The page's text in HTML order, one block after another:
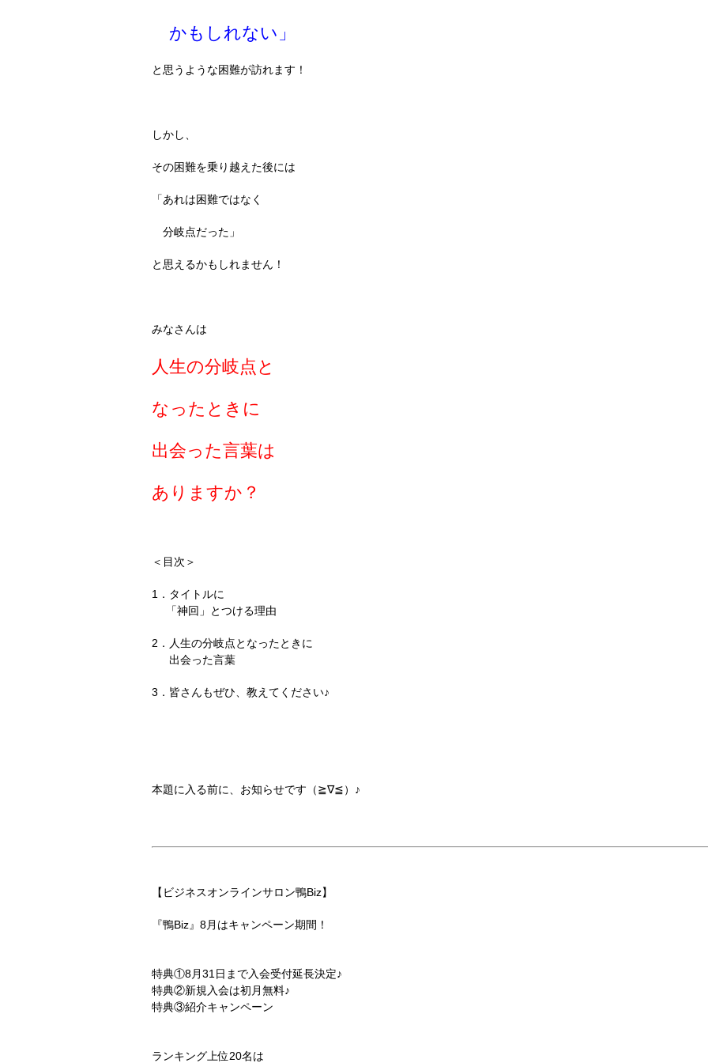
かもしれない」
と思うような困難が訪れます！
しかし、
その困難を乗り越えた後には
「あれは困難ではなく
分岐点だった」
と思えるかもしれません！
みなさんは
人生の分岐点と
なったときに
出会った言葉は
ありますか？
＜目次＞
1．タイトルに
「神回」とつける理由
2．人生の分岐点となったときに
出会った言葉
3．皆さんもぜひ、教えてください♪
本題に入る前に、お知らせです（≧∇≦）♪
【ビジネスオンラインサロン鴨Biz】
『鴨Biz』8月はキャンペーン期間！
特典①8月31日まで入会受付延長決定♪
特典②新規入会は初月無料♪
特典③紹介キャンペーン
ランキング上位20名は